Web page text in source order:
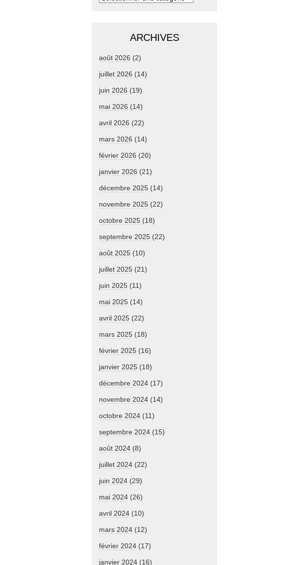
ARCHIVES
août 2026 (2)
juillet 2026 (14)
juin 2026 (19)
mai 2026 (14)
avril 2026 (22)
mars 2026 (14)
février 2026 (20)
janvier 2026 (21)
décembre 2025 (14)
novembre 2025 (22)
octobre 2025 (18)
septembre 2025 (22)
août 2025 (10)
juillet 2025 (21)
juin 2025 (11)
mai 2025 (14)
avril 2025 (22)
mars 2025 (18)
février 2025 (16)
janvier 2025 (18)
décembre 2024 (17)
novembre 2024 (14)
octobre 2024 (11)
septembre 2024 (15)
août 2024 (8)
juillet 2024 (22)
juin 2024 (29)
mai 2024 (26)
avril 2024 (10)
mars 2024 (12)
février 2024 (17)
janvier 2024 (16)